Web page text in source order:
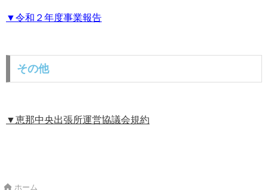
▼令和２年度事業報告
その他
▼恵那中央出張所運営協議会規約
ホーム